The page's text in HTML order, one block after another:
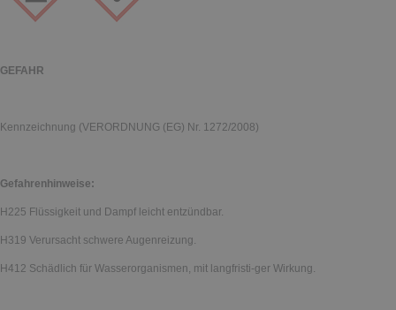
GEFAHR
Kennzeichnung (VERORDNUNG (EG) Nr. 1272/2008)
Gefahrenhinweise:
H225 Flüssigkeit und Dampf leicht entzündbar.
H319 Verursacht schwere Augenreizung.
H412 Schädlich für Wasserorganismen, mit langfristi-ger Wirkung.